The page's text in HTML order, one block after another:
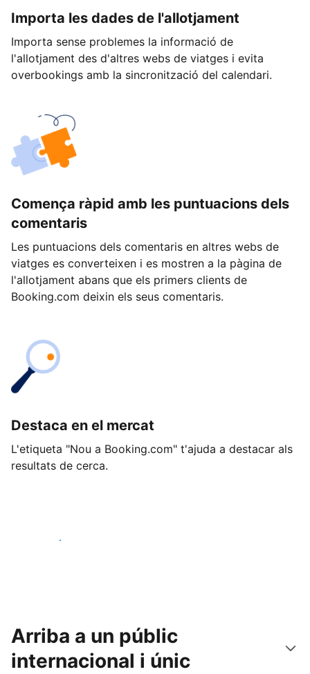
Importa les dades de l'allotjament
Importa sense problemes la informació de
l'allotjament des d'altres webs de viatges i evita
overbookings amb la sincronització del calendari.
Comença ràpid amb les puntuacions dels
comentaris
Les puntuacions dels comentaris en altres webs de
viatges es converteixen i es mostren a la pàgina de
l'allotjament abans que els primers clients de
Booking.com deixin els seus comentaris.
Destaca en el mercat
L'etiqueta "Nou a Booking.com" t'ajuda a destacar als
resultats de cerca.
Comença avui
Arriba a un públic
internacional i únic